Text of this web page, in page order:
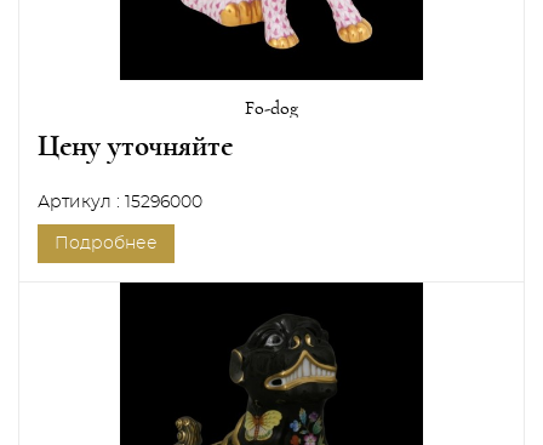
Fo-dog
Цену уточняйте
Артикул : 15296000
Подробнее